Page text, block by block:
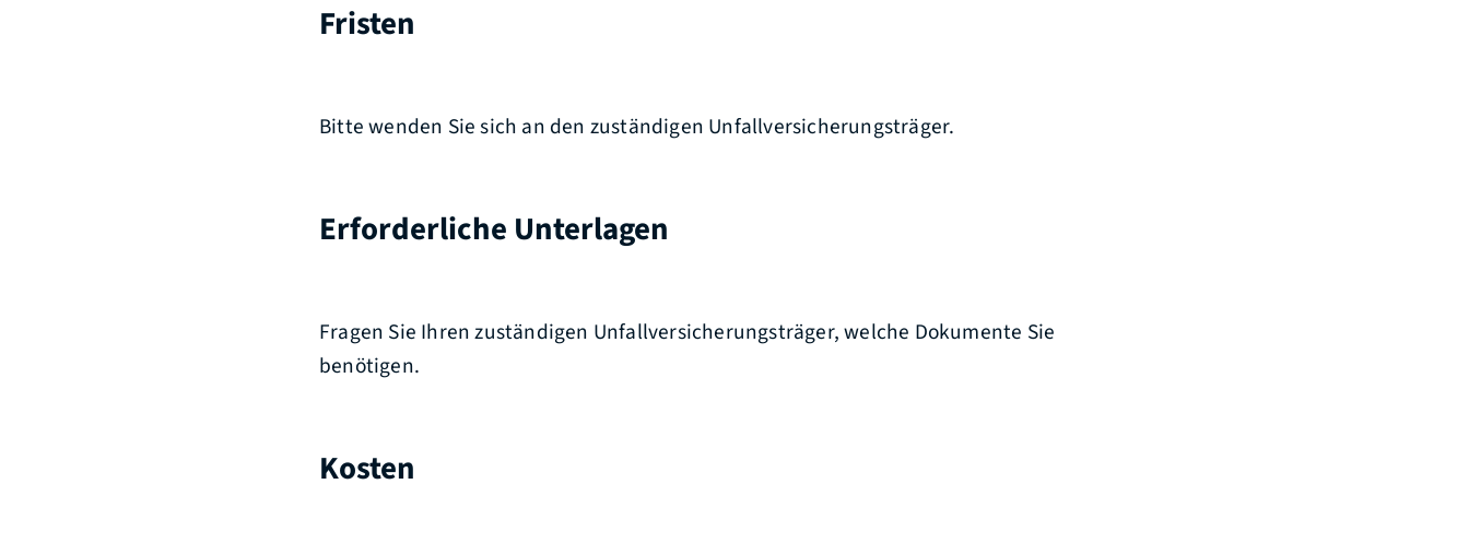
Fristen
Bitte wenden Sie sich an den zuständigen Unfallversicherungsträger.
Erforderliche Unterlagen
Fragen Sie Ihren zuständigen Unfallversicherungsträger, welche Dokumente Sie
benötigen.
Kosten